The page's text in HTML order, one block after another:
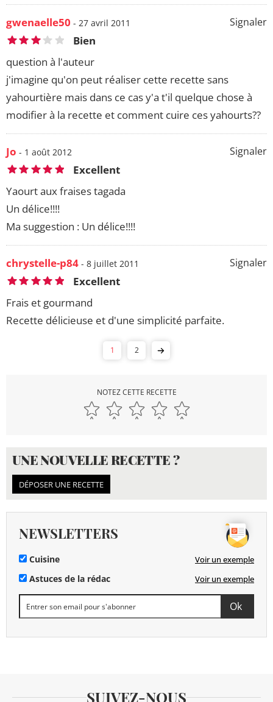
Signaler
gwenaelle50 - 27 avril 2011
Bien
question à l'auteur
j'imagine qu'on peut réaliser cette recette sans
yahourtière mais dans ce cas y'a t'il quelque chose à
modifier à la recette et comment cuire ces yahourts??
Signaler
Jo - 1 août 2012
Excellent
Yaourt aux fraises tagada
Un délice!!!!
Ma suggestion : Un délice!!!!
Signaler
chrystelle-p84 - 8 juillet 2011
Excellent
Frais et gourmand
Recette délicieuse et d'une simplicité parfaite.
1 2
NOTEZ CETTE RECETTE
UNE NOUVELLE RECETTE ?
DÉPOSER UNE RECETTE
NEWSLETTERS
Cuisine Voir un exemple
Astuces de la rédac Voir un exemple
SUIVEZ-NOUS